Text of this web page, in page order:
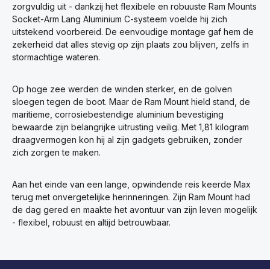
zorgvuldig uit - dankzij het flexibele en robuuste Ram Mounts
Socket-Arm Lang Aluminium C-systeem voelde hij zich
uitstekend voorbereid. De eenvoudige montage gaf hem de
zekerheid dat alles stevig op zijn plaats zou blijven, zelfs in
stormachtige wateren.
Op hoge zee werden de winden sterker, en de golven
sloegen tegen de boot. Maar de Ram Mount hield stand, de
maritieme, corrosiebestendige aluminium bevestiging
bewaarde zijn belangrijke uitrusting veilig. Met 1,81 kilogram
draagvermogen kon hij al zijn gadgets gebruiken, zonder
zich zorgen te maken.
Aan het einde van een lange, opwindende reis keerde Max
terug met onvergetelijke herinneringen. Zijn Ram Mount had
de dag gered en maakte het avontuur van zijn leven mogelijk
- flexibel, robuust en altijd betrouwbaar.